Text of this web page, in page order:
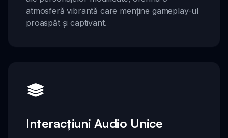
atmosferă vibrantă care menține gameplay-ul
proaspăt și captivant.
Interacțiuni Audio Unice